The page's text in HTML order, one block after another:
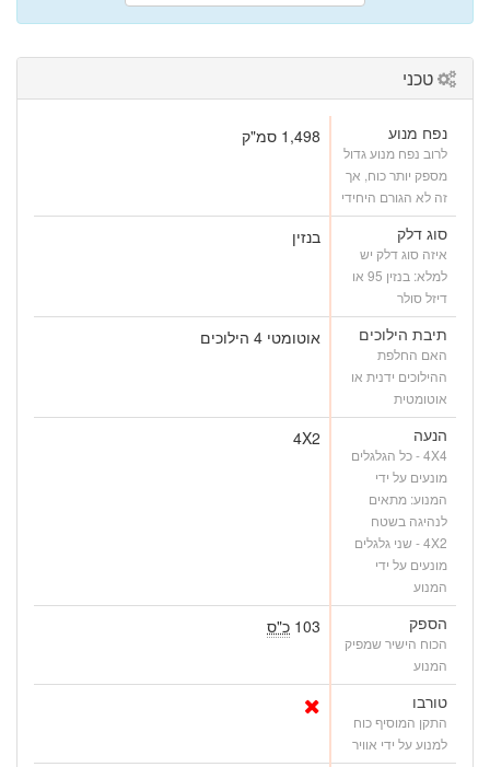
טכני
נפח מנוע
לרוב נפח מנוע גדול
מספק יותר כוח, אך
זה לא הגורם היחידי
1,498 סמ"ק
סוג דלק
איזה סוג דלק יש
למלא: בנזין 95 או
דיזל סולר
בנזין
תיבת הילוכים
האם החלפת
ההילוכים ידנית או
אוטומטית
אוטומטי 4 הילוכים
הנעה
4X4 - כל הגלגלים
מונעים על ידי
המנוע: מתאים
לנהיגה בשטח
4X2 - שני גלגלים
מונעים על ידי
המנוע
4X2
הספק
הכוח הישיר שמפיק
המנוע
103 כ"ס
טורבו
התקן המוסיף כוח
למנוע על ידי אוויר